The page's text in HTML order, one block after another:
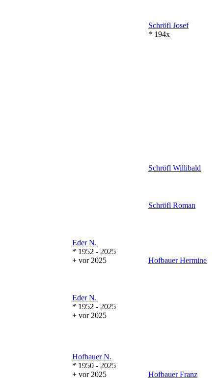
Schröfl Josef
* 194x
Schröfl Willibald
Schröfl Roman
EderN.
* 1952 - 2025
+ vor 2025
HofbauerHermine
EderN.
* 1952 - 2025
+ vor 2025
HofbauerN.
* 1950 - 2025
+ vor 2025
HofbauerFranz